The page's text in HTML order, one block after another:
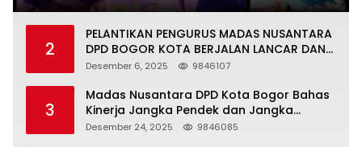
2
PELANTIKAN PENGURUS MADAS NUSANTARA
DPD BOGOR KOTA BERJALAN LANCAR DAN
KHIDMAT
Desember 6, 2025 9846107
3
Madas Nusantara DPD Kota Bogor Bahas
Kinerja Jangka Pendek dan Jangka
Panjang
Desember 24, 2025 9846085